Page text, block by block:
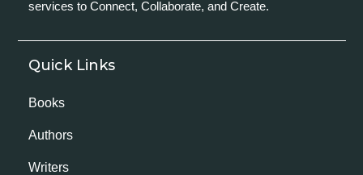
services to Connect, Collaborate, and Create.
Quick Links
Books
Authors
Writers